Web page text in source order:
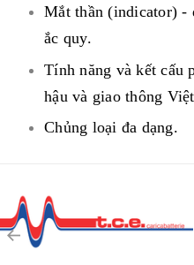
Mắt thần (indicator) -
ắc quy.
Tính năng và kết cấu
hậu và giao thông
Chủng loại đa dạng.